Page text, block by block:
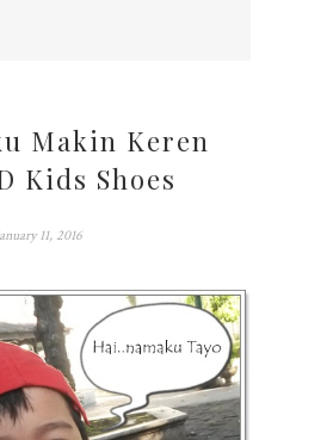
Makin Keren
Kids Shoes
11, 2016